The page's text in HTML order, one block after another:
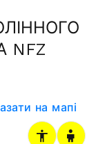
NFZ
на мапі